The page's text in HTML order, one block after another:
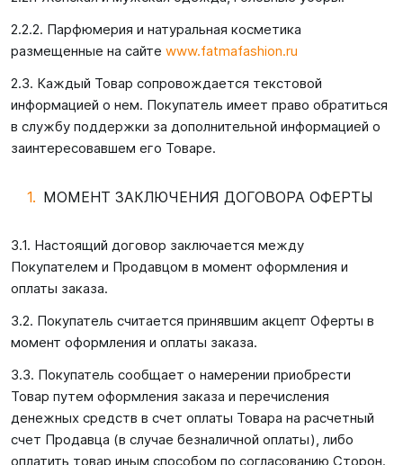
2.2.2. Парфюмерия и натуральная косметика
размещенные на сайте www.fatmafashion.ru
2.3. Каждый Товар сопровождается текстовой
информацией о нем. Покупатель имеет право обратиться
в службу поддержки за дополнительной информацией о
заинтересовавшем его Товаре.
МОМЕНТ ЗАКЛЮЧЕНИЯ ДОГОВОРА ОФЕРТЫ
3.1. Настоящий договор заключается между
Покупателем и Продавцом в момент оформления и
оплаты заказа.
3.2. Покупатель считается принявшим акцепт Оферты в
момент оформления и оплаты заказа.
3.3. Покупатель сообщает о намерении приобрести
Товар путем оформления заказа и перечисления
денежных средств в счет оплаты Товара на расчетный
счет Продавца (в случае безналичной оплаты), либо
оплатить товар иным способом по согласованию Сторон.